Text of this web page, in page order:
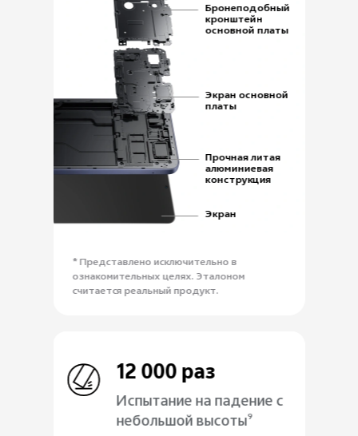
Бронеподобный
кронштейн
основной платы
Экран основной
платы
Прочная литая
алюминиевая
конструкция
Экран
* Представлено исключительно в
ознакомительных целях. Эталоном
считается реальный продукт.
12 000 раз
Испытание на падение с
небольшой высоты9